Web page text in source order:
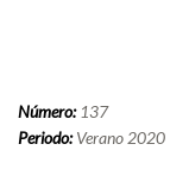
Número: 137
Periodo:Verano 2020